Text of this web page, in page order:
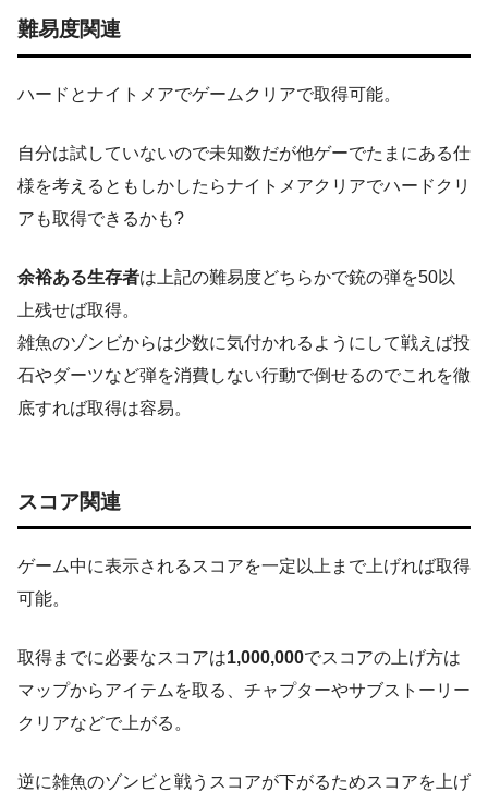
難易度関連
ハードとナイトメアでゲームクリアで取得可能。
自分は試していないので未知数だが他ゲーでたまにある仕
様を考えるともしかしたらナイトメアクリアでハードクリ
アも取得できるかも?
余裕ある生存者は上記の難易度どちらかで銃の弾を50以
上残せば取得。
雑魚のゾンビからは少数に気付かれるようにして戦えば投
石やダーツなど弾を消費しない行動で倒せるのでこれを徹
底すれば取得は容易。
スコア関連
ゲーム中に表示されるスコアを一定以上まで上げれば取得
可能。
取得までに必要なスコアは1,000,000でスコアの上げ方は
マップからアイテムを取る、チャプターやサブストーリー
クリアなどで上がる。
逆に雑魚のゾンビと戦うスコアが下がるためスコアを上げ